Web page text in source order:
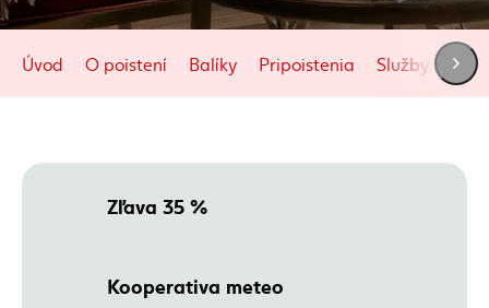
Úvod O poistení Balíky Pripoistenia Služby v cene
Zľava 35 %
Kooperativa meteo